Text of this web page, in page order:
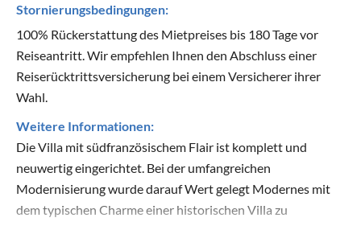
Stornierungsbedingungen:
100% Rückerstattung des Mietpreises bis 180 Tage vor
Reiseantritt. Wir empfehlen Ihnen den Abschluss einer
Reiserücktrittsversicherung bei einem Versicherer ihrer
Wahl.
Weitere Informationen:
Die Villa mit südfranzösischem Flair ist komplett und
neuwertig eingerichtet. Bei der umfangreichen
Modernisierung wurde darauf Wert gelegt Modernes mit
dem typischen Charme einer historischen Villa zu